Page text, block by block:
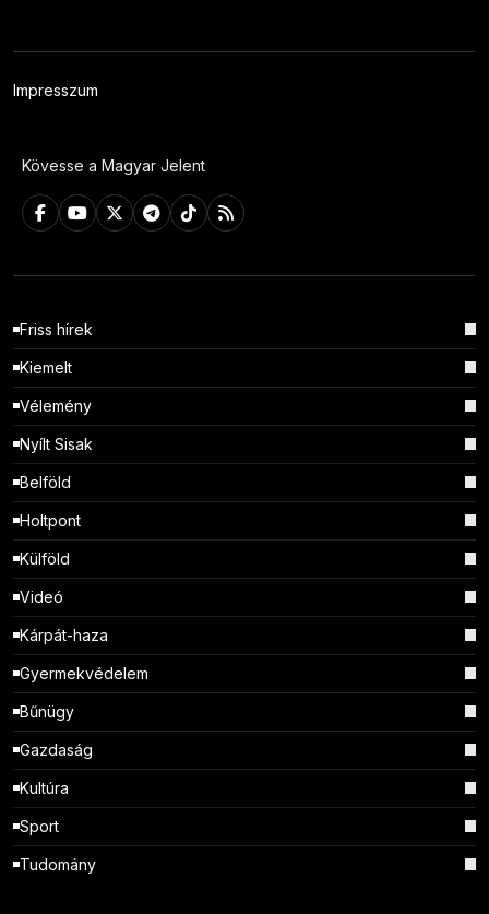
Impresszum
Kövesse a Magyar Jelent
Friss hírek
Kiemelt
Vélemény
Nyílt Sisak
Belföld
Holtpont
Külföld
Videó
Kárpát-haza
Gyermekvédelem
Bűnügy
Gazdaság
Kultúra
Sport
Tudomány